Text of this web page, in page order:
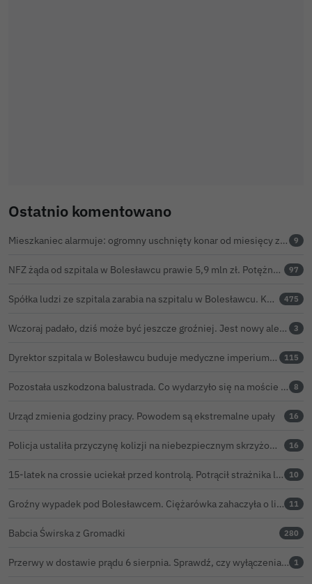
Ostatnio komentowano
Mieszkaniec alarmuje: ogromny uschnięty konar od miesięcy zagraża ludziom w Bolesławcu. Konar wycięty 9
NFZ żąda od szpitala w Bolesławcu prawie 5,9 mln zł. Potężny cios po kontroli rozliczeń 97
Spółka ludzi ze szpitala zarabia na szpitalu w Bolesławcu. Kwoty pozostają tajne 475
Wczoraj padało, dziś może być jeszcze groźniej. Jest nowy alert IMGW 3
Dyrektor szpitala w Bolesławcu buduje medyczne imperium. „Gazeta Wyborcza” opisuje jego działalność w całej Polsce 115
Pozostała uszkodzona balustrada. Co wydarzyło się na moście w Bolesławcu? 8
Urząd zmienia godziny pracy. Powodem są ekstremalne upały 16
Policja ustaliła przyczynę kolizji na niebezpiecznym skrzyżowaniu w Bolesławcu. 72-latek ukarany mandatem 16
15-latek na crossie uciekał przed kontrolą. Potrącił strażnika leśnego, rozbił się o samochód 10
Groźny wypadek pod Bolesławcem. Ciężarówka zahaczyła o linię wysokiego napięcia 11
Babcia Świrska z Gromadki 280
Przerwy w dostawie prądu 6 sierpnia. Sprawdź, czy wyłączenia obejmą Twoją miejscowość 1